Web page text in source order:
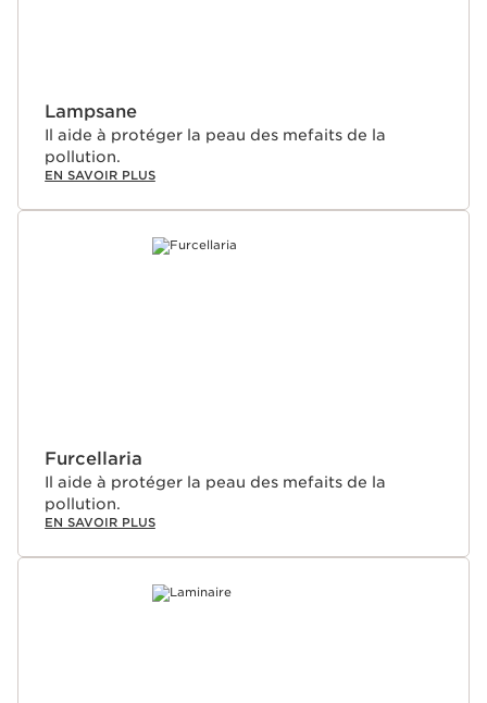
Lampsane
Il aide à protéger la peau des mefaits de la
pollution.
EN SAVOIR PLUS
Furcellaria
Il aide à protéger la peau des mefaits de la
pollution.
EN SAVOIR PLUS